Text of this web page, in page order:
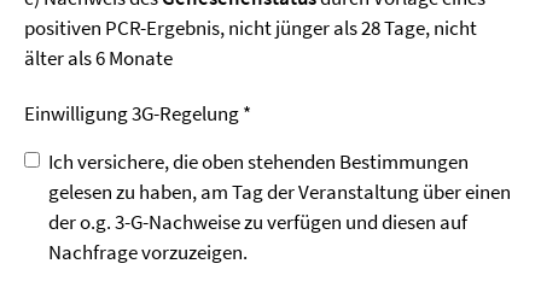
positiven PCR-Ergebnis, nicht jünger als 28 Tage, nicht
älter als 6 Monate
Einwilligung 3G-Regelung *
Ich versichere, die oben stehenden Bestimmungen
gelesen zu haben, am Tag der Veranstaltung über einen
der o.g. 3-G-Nachweise zu verfügen und diesen auf
Nachfrage vorzuzeigen.